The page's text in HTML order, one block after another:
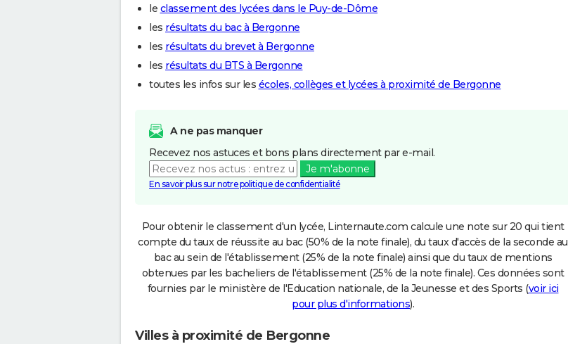
le classement des lycées dans le Puy-de-Dôme
les résultats du bac à Bergonne
les résultats du brevet à Bergonne
les résultats du BTS à Bergonne
toutes les infos sur les écoles, collèges et lycées à proximité de Bergonne
A ne pas manquer
Recevez nos astuces et bons plans directement par e-mail.
Je m'abonne
En savoir plus sur notre politique de confidentialité
Pour obtenir le classement d'un lycée, Linternaute.com calcule une note sur 20 qui tient
compte du taux de réussite au bac (50% de la note finale), du taux d'accès de la seconde au
bac au sein de l'établissement (25% de la note finale) ainsi que du taux de mentions
obtenues par les bacheliers de l'établissement (25% de la note finale). Ces données sont
fournies par le ministère de l'Education nationale, de la Jeunesse et des Sports (voir ici
pour plus d'informations).
Villes à proximité de Bergonne